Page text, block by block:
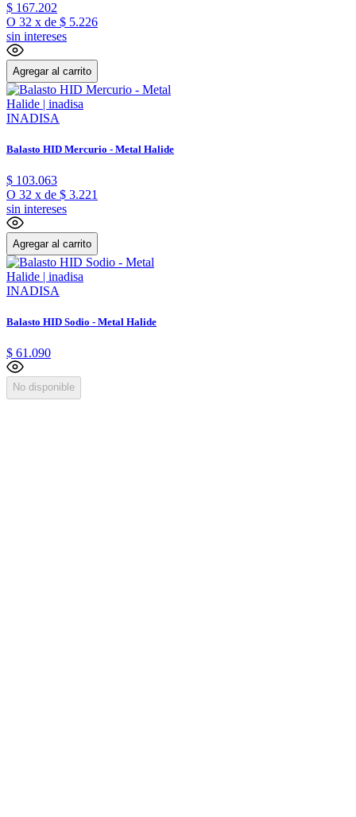
$ 167.202
O 32 x de $ 5.226
sin intereses
Agregar al carrito
INADISA
Balasto HID Mercurio - Metal Halide
$ 103.063
O 32 x de $ 3.221
sin intereses
Agregar al carrito
INADISA
Balasto HID Sodio - Metal Halide
$ 61 .090
No disponible